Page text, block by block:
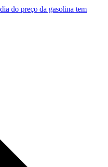
do preço da gasolina tem